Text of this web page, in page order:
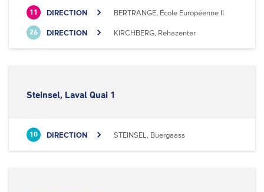
11 DIRECTION BERTRANGE, École Européenne II
26 DIRECTION KIRCHBERG, Rehazenter
Steinsel, Laval Quai 1
10 DIRECTION STEINSEL, Buergaass